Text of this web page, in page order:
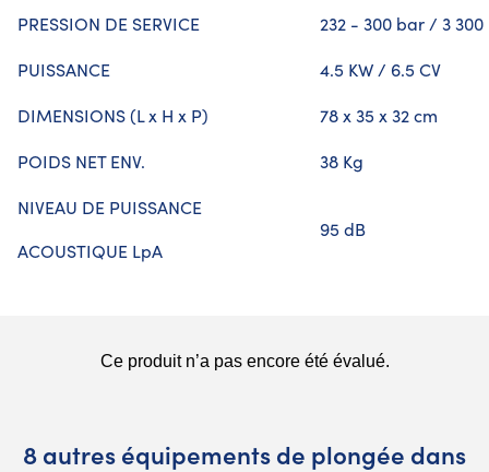
PRESSION DE SERVICE
232 - 300 bar / 3
PUISSANCE
4.5 KW / 6.5 CV
DIMENSIONS (L x H x P)
78 x 35 x 32 cm
POIDS NET ENV.
38 Kg
NIVEAU DE PUISSANCE
ACOUSTIQUE LpA
95 dB
8 autres équipements de plongée dans